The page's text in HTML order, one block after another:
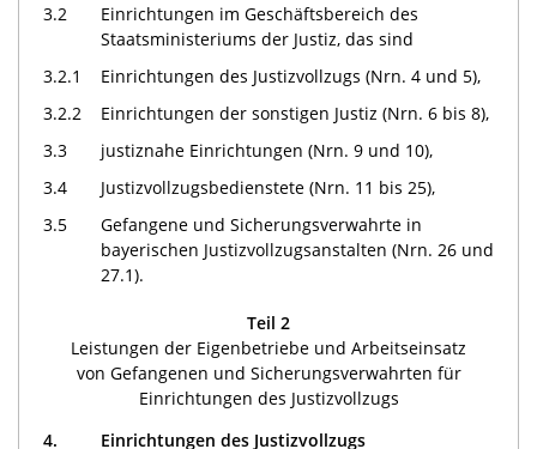
3.2
Einrichtungen im Geschäftsbereich des
Staatsministeriums der Justiz, das sind
3.2.1
Einrichtungen des Justizvollzugs (Nrn. 4 und 5),
3.2.2
Einrichtungen der sonstigen Justiz (Nrn. 6 bis 8),
3.3
justiznahe Einrichtungen (Nrn. 9 und 10),
3.4
Justizvollzugsbedienstete (Nrn. 11 bis 25),
3.5
Gefangene und Sicherungsverwahrte in
bayerischen Justizvollzugsanstalten (Nrn. 26 und
27.1).
Teil 2
Leistungen der Eigenbetriebe und Arbeitseinsatz
von Gefangenen und Sicherungsverwahrten für
Einrichtungen des Justizvollzugs
4.
Einrichtungen des Justizvollzugs